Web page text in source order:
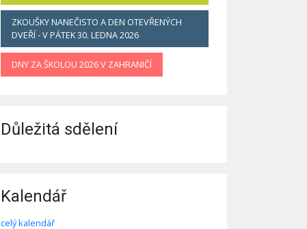
ZKOUŠKY NANEČISTO A DEN OTEVŘENÝCH
DVEŘÍ - V PÁTEK 30. LEDNA 2026
DNY ZA ŠKOLOU 2026 V ZAHRANIČÍ
Důležitá sdělení
Kalendář
celý kalendář